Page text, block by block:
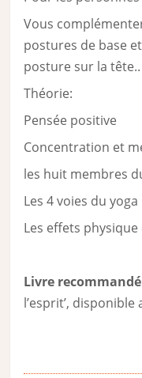
Vous
postures de base
posture sur la tête..
Théorie:
Pensée positive
Concentration et
les huit membres
Les 4 voies du yoga
Les effets
Livre
l’esprit’, disponible